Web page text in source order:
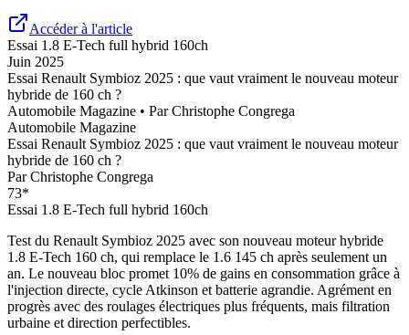
Accéder à l'article
Essai 1.8 E-Tech full hybrid 160ch
Juin 2025
Essai Renault Symbioz 2025 : que vaut vraiment le nouveau moteur
hybride de 160 ch ?
Automobile Magazine • ParChristophe Congrega
Automobile Magazine
Essai Renault Symbioz 2025 : que vaut vraiment le nouveau moteur
hybride de 160 ch ?
ParChristophe Congrega
73*
Essai 1.8 E-Tech full hybrid 160ch
Test du Renault Symbioz 2025 avec son nouveau moteur hybride
1.8 E-Tech 160 ch, qui remplace le 1.6 145 ch après seulement un
an. Le nouveau bloc promet 10% de gains en consommation grâce à
l'injection directe, cycle Atkinson et batterie agrandie. Agrément en
progrès avec des roulages électriques plus fréquents, mais filtration
urbaine et direction perfectibles.